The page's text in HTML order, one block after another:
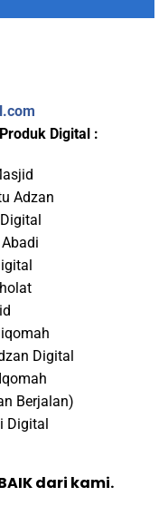
Digital :
Adzan
Digital
Berjalan)
Digital
dari kami.